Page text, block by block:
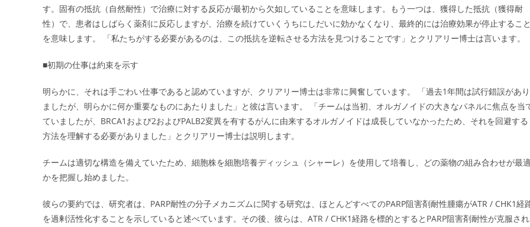
す。固有の抵抗（自然耐性）で治療に対する反応が最初から欠如していることを意味します。もう一つは、獲得した抵抗（獲得耐
性）で、患者はしばらく薬剤に反応しますが、治療を続けていくうちにしだいに効かなくなり、最終的には治療効果が停止すること
を意味します。 「私たちがする必要があるのは、この抵抗を逆転させる方法を見つけることです」とクリアリー博士は言います。
■初期の仕事は約束を示す
明らかに、それは手ごわい仕事であると認めていますが、クリアリー博士は非常に興奮しています。 「過去1年間は試行錯誤があり
ましたが、明らかに何か重要なものにあたりました」と彼は言います。 「チームは当初、オルガノイドの大きなパネルに焦点を当
ていましたが、BRCA1および2およびPALB2変異を有するがんに由来するオルガノイドは成長していなかったため、それを回避する
方法を理解する必要がありました」とクリアリー博士は説明します。
チームは適切な構造を備えていたため、細胞株を細胞培養ディッシュ（シャーレ）を使用して培養し、どの薬物の組み合わせが最適
かを把握し始めました。
彼らの要約では、研究者は、PARP耐性の分子メカニズムに関する研究は、ほとんどすべてのPARP阻害剤耐性腫瘍がATR / CHK1経
を過剰活性化することを示していると述べています。その後、彼らは、ATR / CHK1経路を標的とするとPARP阻害剤耐性が克服され